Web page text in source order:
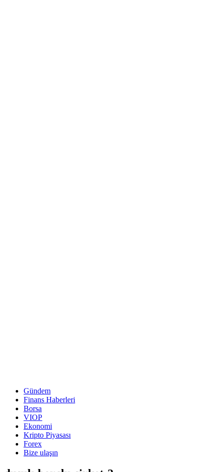
Gündem
Finans Haberleri
Borsa
VIOP
Ekonomi
Kripto Piyasası
Forex
Bize ulaşın